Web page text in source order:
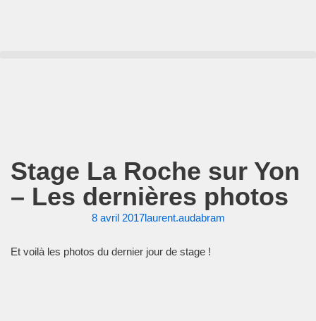
Stage La Roche sur Yon
– Les dernières photos
8 avril 2017laurent.audabram
Et voilà les photos du dernier jour de stage !